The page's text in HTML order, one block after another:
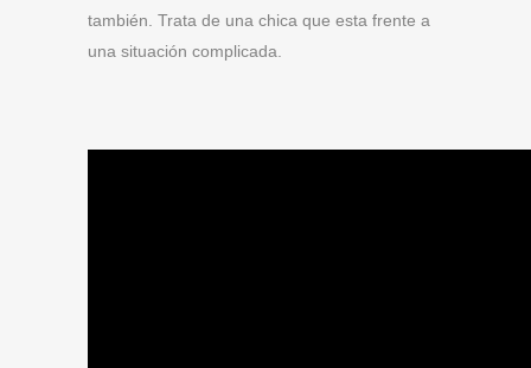
también. Trata de una chica que esta frente a
una situación complicada.